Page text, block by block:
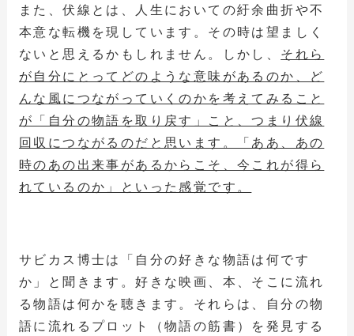
また、伏線とは、人生においての紆余曲折や不
本意な転機を現しています。その時は望ましく
ないと思えるかもしれません。しかし、 それら
が自分にとってどのような意味があるのか、ど
んな風につながっていくのかを考えてみること
が「自分の物語を取り戻す」こと、つまり伏線
回収につながるのだと思います。「ああ、あの
時のあの出来事があるからこそ、今これが得ら
れているのか」といった感覚です。
サビカス博士は「自分の好きな物語は何です
か」と聞きます。好きな映画、本、そこに流れ
る物語は何かを聴きます。それらは、自分の物
語に流れるプロット（物語の筋書）を発見する